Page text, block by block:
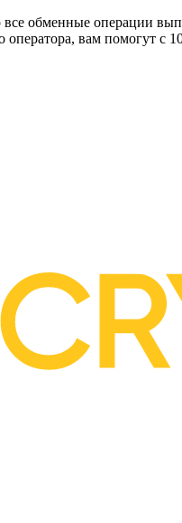
все обменные операции
оператора, вам помогут с